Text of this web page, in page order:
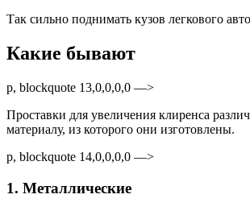
Так сильно поднимать кузов легкового
Какие бывают
p, blockquote 13,0,0,0,0 —>
Проставки для увеличения клиренса
материалу, из которого они изготовлены.
p, blockquote 14,0,0,0,0 —>
1. Металлические